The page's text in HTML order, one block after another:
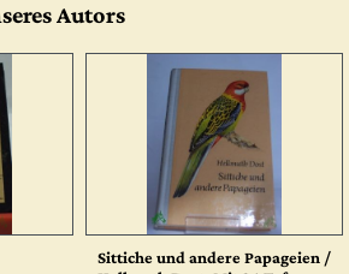
Autors
Sittiche und andere Papageien /